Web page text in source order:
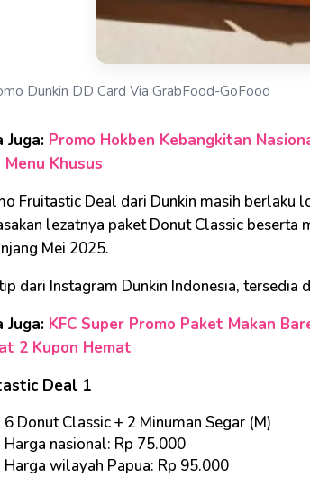
Dunkin DD Card Via GrabFood-GoFood
Juga: Promo Hokben Kebangkitan
Menu Khusus
Fruitastic Deal dari Dunkin masih berlaku
lezatnya paket Donut Classic beserta
Mei 2025.
dari Instagram Dunkin Indonesia, tersedia
Juga: KFC Super Promo Paket Makan
2 Kupon Hemat
Deal 1
6 Donut Classic + 2 Minuman Segar (M)
Harga nasional: Rp 75.000
Harga wilayah Papua: Rp 95.000